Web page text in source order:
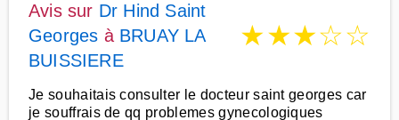
Avis sur Dr Hind Saint
Georges à BRUAY LA
BUISSIERE
★★★☆☆
Je souhaitais consulter le docteur saint georges car
je souffrais de qq problemes gynecologiques